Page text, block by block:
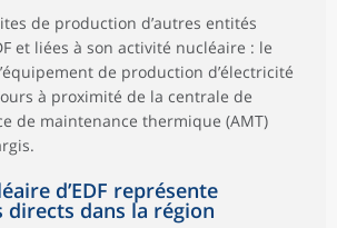
de production d’autres entités
et liées à son activité nucléaire : le
de production d’électricité
à proximité de la centrale de
de maintenance thermique (AMT)
d’EDF représente
directs dans la région